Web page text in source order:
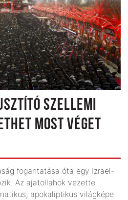
SZELLEMI
MOST VÉGET
fogantatása óta egy Izrael-
Az ajatollahok vezette
apokaliptikus világképe